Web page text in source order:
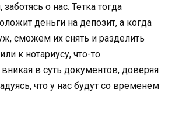
о нас. Тетка тогда
деньги на депозит, а когда
сможем их снять и разделить
к нотариусу, что-то
в суть документов, доверяя
что у нас будут со временем